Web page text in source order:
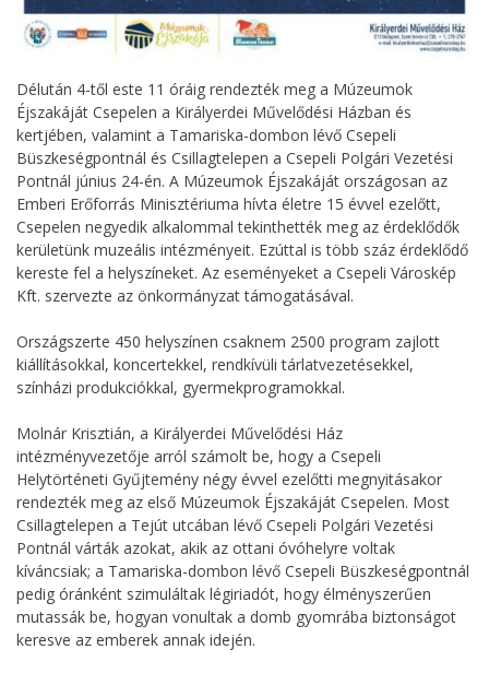
Délután 4-től este 11 óráig rendezték meg a Múzeumok
Éjszakáját Csepelen a Királyerdei Művelődési Házban és
kertjében, valamint a Tamariska-dombon lévő Csepeli
Büszkeségpontnál és Csillagtelepen a Csepeli Polgári Vezetési
Pontnál június 24-én. A Múzeumok Éjszakáját országosan az
Emberi Erőforrás Minisztériuma hívta életre 15 évvel ezelőtt,
Csepelen negyedik alkalommal tekinthették meg az érdeklődők
kerületünk muzeális intézményeit. Ezúttal is több száz érdeklődő
kereste fel a helyszíneket. Az eseményeket a Csepeli Városkép
Kft. szervezte az önkormányzat támogatásával.
Országszerte 450 helyszínen csaknem 2500 program zajlott
kiállításokkal, koncertekkel, rendkívüli tárlatvezetésekkel,
színházi produkciókkal, gyermekprogramokkal.
Molnár Krisztián, a Királyerdei Művelődési Ház
intézményvezetője arról számolt be, hogy a Csepeli
Helytörténeti Gyűjtemény négy évvel ezelőtti megnyitásakor
rendezték meg az első Múzeumok Éjszakáját Csepelen. Most
Csillagtelepen a Tejút utcában lévő Csepeli Polgári Vezetési
Pontnál várták azokat, akik az ottani óvóhelyre voltak
kíváncsiak; a Tamariska-dombon lévő Csepeli Büszkeségpontnál
pedig óránként szimuláltak légiriadót, hogy élményszerűen
mutassák be, hogyan vonultak a domb gyomrába biztonságot
keresve az emberek annak idején.